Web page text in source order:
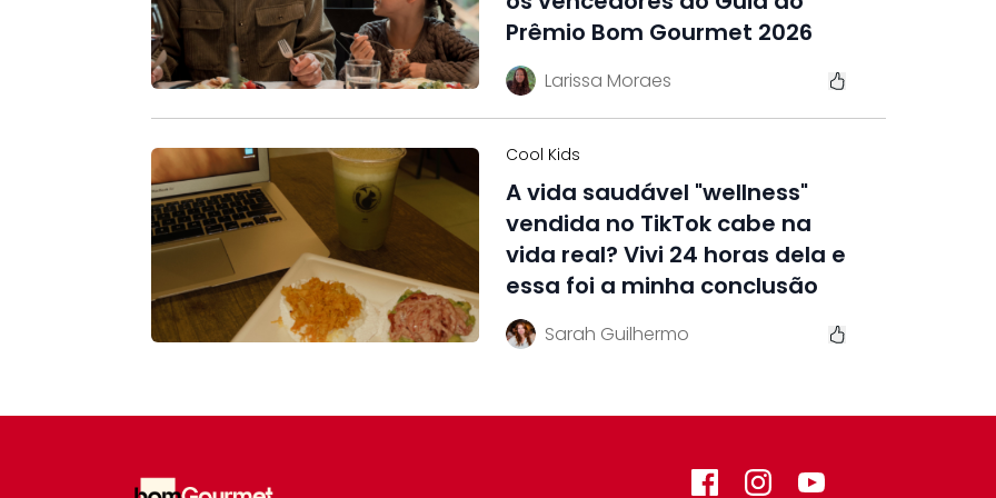
Prêmio Bom Gourmet 2026
Larissa Moraes
Cool Kids
A vida saudável "wellness"
vendida no TikTok cabe na
vida real? Vivi 24 horas dela e
essa foi a minha conclusão
Sarah Guilhermo
FacebookInstagram
GitHub